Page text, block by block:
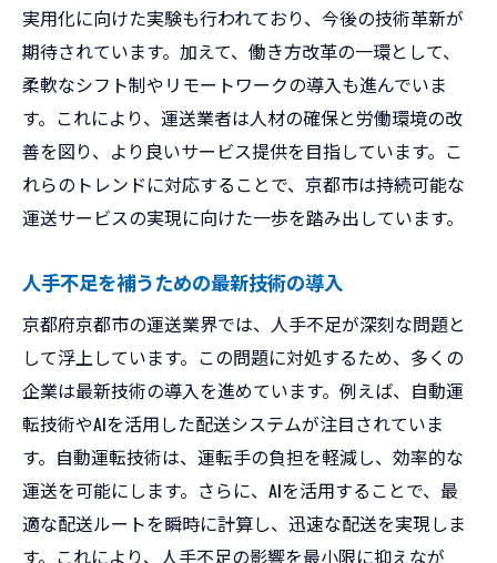
実用化に向けた実験も行われており、今後の技術革新が
期待されています。加えて、働き方改革の一環として、
柔軟なシフト制やリモートワークの導入も進んでいま
す。これにより、運送業者は人材の確保と労働環境の改
善を図り、より良いサービス提供を目指しています。こ
れらのトレンドに対応することで、京都市は持続可能な
運送サービスの実現に向けた一歩を踏み出しています。
人手不足を補うための最新技術の導入
京都府京都市の運送業界では、人手不足が深刻な問題と
して浮上しています。この問題に対処するため、多くの
企業は最新技術の導入を進めています。例えば、自動運
転技術やAIを活用した配送システムが注目されていま
す。自動運転技術は、運転手の負担を軽減し、効率的な
運送を可能にします。さらに、AIを活用することで、最
適な配送ルートを瞬時に計算し、迅速な配送を実現しま
す。これにより、人手不足の影響を最小限に抑えなが